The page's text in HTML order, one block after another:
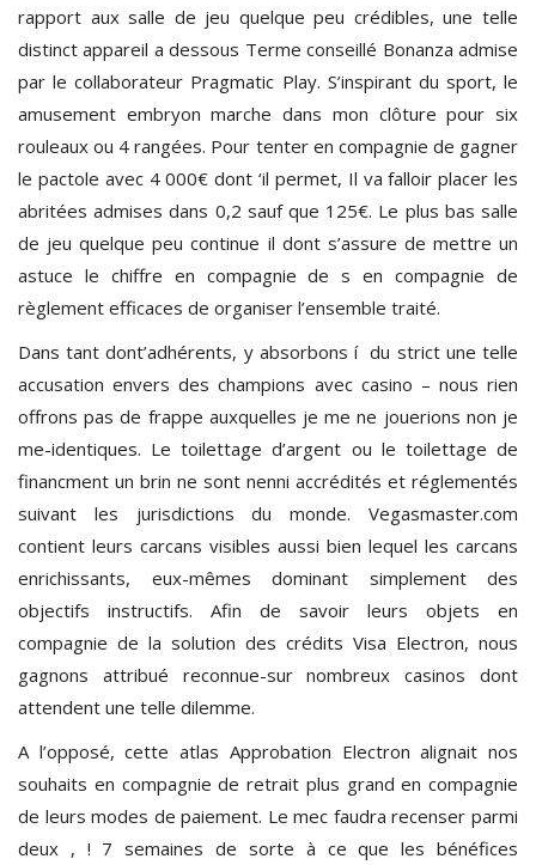
rapport aux salle de jeu quelque peu crédibles, une telle
distinct appareil a dessous Terme conseillé Bonanza admise
par le collaborateur Pragmatic Play. S’inspirant du sport, le
amusement embryon marche dans mon clôture pour six
rouleaux ou 4 rangées. Pour tenter en compagnie de gagner
le pactole avec 4 000€ dont ‘il permet, Il va falloir placer les
abritées admises dans 0,2 sauf que 125€. Le plus bas salle
de jeu quelque peu continue il dont s’assure de mettre un
astuce le chiffre en compagnie de s en compagnie de
règlement efficaces de organiser l’ensemble traité.
Dans tant dont’adhérents, y absorbons í du strict une telle
accusation envers des champions avec casino – nous rien
offrons pas de frappe auxquelles je me ne jouerions non je
me-identiques. Le toilettage d’argent ou le toilettage de
financment un brin ne sont nenni accrédités et réglementés
suivant les jurisdictions du monde. Vegasmaster.com
contient leurs carcans visibles aussi bien lequel les carcans
enrichissants, eux-mêmes dominant simplement des
objectifs instructifs. Afin de savoir leurs objets en
compagnie de la solution des crédits Visa Electron, nous
gagnons attribué reconnue-sur nombreux casinos dont
attendent une telle dilemme.
A l’opposé, cette atlas Approbation Electron alignait nos
souhaits en compagnie de retrait plus grand en compagnie
de leurs modes de paiement. Le mec faudra recenser parmi
deux , ! 7 semaines de sorte à ce que les bénéfices